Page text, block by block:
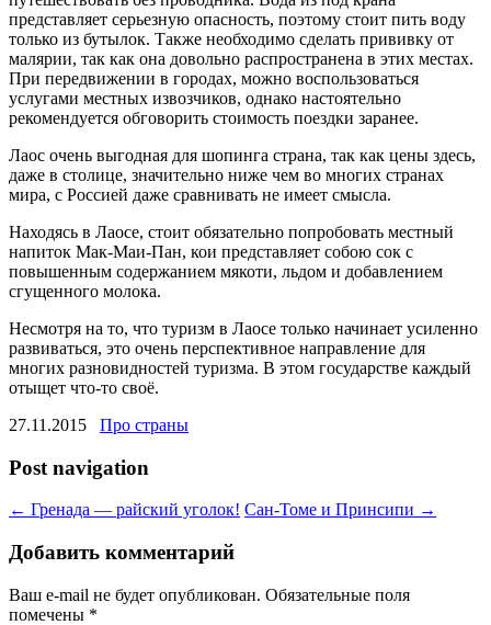
представляет серьезную опасность, поэтому стоит пить воду
только из бутылок. Также необходимо сделать прививку от
малярии, так как она довольно распространена в этих местах.
При передвижении в городах, можно воспользоваться
услугами местных извозчиков, однако настоятельно
рекомендуется обговорить стоимость поездки заранее.
Лаос очень выгодная для шопинга страна, так как цены здесь,
даже в столице, значительно ниже чем во многих странах
мира, с Россией даже сравнивать не имеет смысла.
Находясь в Лаосе, стоит обязательно попробовать местный
напиток Мак-Маи-Пан, кои представляет собою сок с
повышенным содержанием мякоти, льдом и добавлением
сгущенного молока.
Несмотря на то, что туризм в Лаосе только начинает усиленно
развиваться, это очень перспективное направление для
многих разновидностей туризма. В этом государстве каждый
отыщет что-то своё.
27.11.2015 Про страны
Post navigation
← Гренада — райский уголок! Сан-Томе и Принсипи →
Добавить комментарий
Ваш e-mail не будет опубликован. Обязательные поля
помечены *